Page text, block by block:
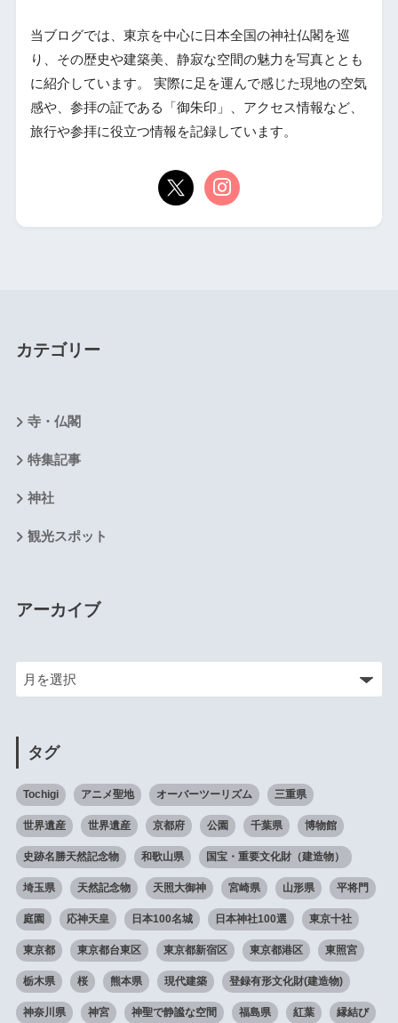
当ブログでは、東京を中心に日本全国の神社仏閣を巡
り、その歴史や建築美、静寂な空間の魅力を写真ととも
に紹介しています。 実際に足を運んで感じた現地の空気
感や、参拝の証である「御朱印」、アクセス情報など、
旅行や参拝に役立つ情報を記録しています。
カテゴリー
寺・仏閣
特集記事
神社
観光スポット
アーカイブ
タグ
Tochigi アニメ聖地 オーバーツーリズム 三重県
世界遺産 世界遺産 京都府 公園 千葉県 博物館
史跡名勝天然記念物 和歌山県 国宝・重要文化財（建造物）
埼玉県 天然記念物 天照大御神 宮崎県 山形県 平将門
庭園 応神天皇 日本100名城 日本神社100選 東京十社
東京都 東京都台東区 東京都新宿区 東京都港区 東照宮
栃木県 桜 熊本県 現代建築 登録有形文化財(建造物)
神奈川県 神宮 神聖で静謐な空間 福島県 紅葉 縁結び